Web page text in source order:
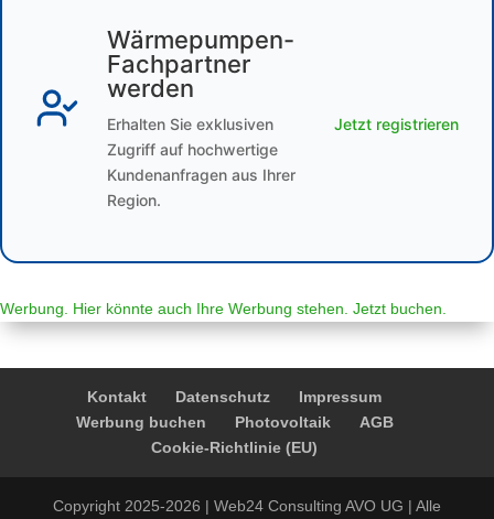
Wärmepumpen-
Fachpartner
werden
Erhalten Sie exklusiven
Zugriff auf hochwertige
Kundenanfragen aus Ihrer
Region.
Jetzt registrieren
Werbung. Hier könnte auch Ihre Werbung stehen. Jetzt buchen.
Kontakt Datenschutz
Impressum
Werbung buchen
Photovoltaik
AGB
Cookie-Richtlinie (EU)
Copyright 2025-2026 | Web24 Consulting AVO UG | Alle